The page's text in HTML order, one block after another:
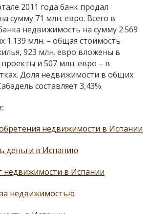
2011 года банк продал
сумму 71 млн. евро. Всего в
недвижимость на сумму 2.569
1.139 млн. – общая стоимость
923 млн. евро вложены в
и 507 млн. евро – в
Доля недвижимости в общих
составляет 3,43%.
недвижимости в Испании
деньги в Испанию
недвижимости в Испании
недвижимостью